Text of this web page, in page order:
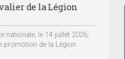
de la Légion
nationale, le 14 juillet 2026,
promotion de la Légion